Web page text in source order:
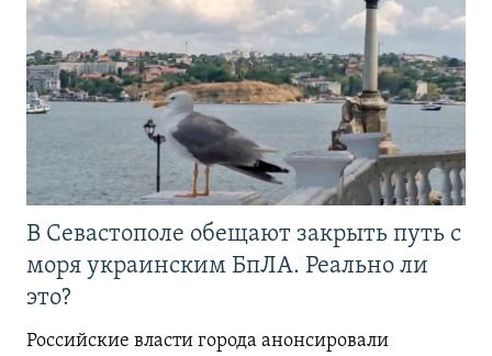
В Севастополе обещают закрыть путь с
моря украинским БпЛА. Реально ли
это?
Российские власти города анонсировали